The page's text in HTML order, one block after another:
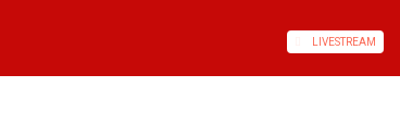
LIVESTREAM